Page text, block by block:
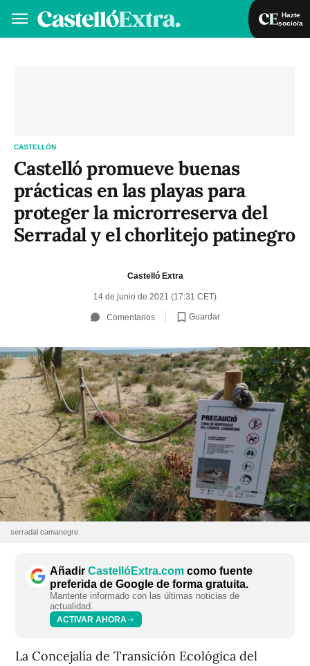
Hazte
socio/a
CASTELLÓN
Castelló promueve buenas
prácticas en las playas para
proteger la microrreserva del
Serradal y el chorlitejo patinegro
Castelló Extra
14 de junio de 2021 (17:31 CET)
Comentarios Guardar
serradal camanegre
Añadir CastellóExtra.com como fuente
preferida de Google de forma gratuita.
Mantente informado con las últimas noticias de
actualidad.
ACTIVAR AHORA
La Concejalía de Transición Ecológica del